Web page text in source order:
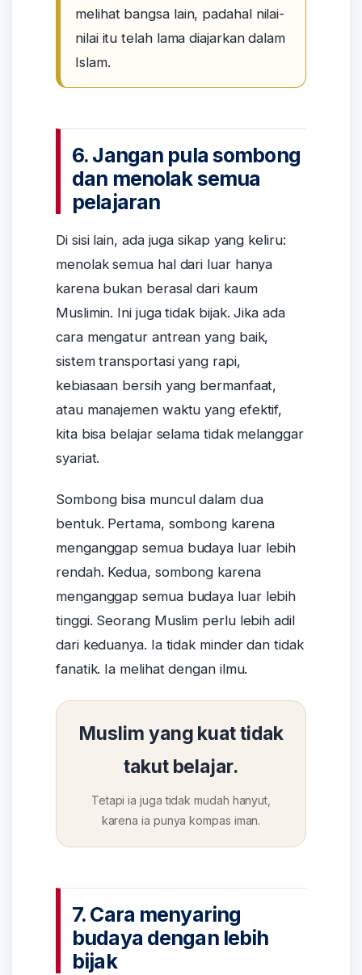
melihat bangsa lain, padahal nilai-
nilai itu telah lama diajarkan dalam
Islam.
6. Jangan pula sombong
dan menolak semua
pelajaran
Di sisi lain, ada juga sikap yang keliru:
menolak semua hal dari luar hanya
karena bukan berasal dari kaum
Muslimin. Ini juga tidak bijak. Jika ada
cara mengatur antrean yang baik,
sistem transportasi yang rapi,
kebiasaan bersih yang bermanfaat,
atau manajemen waktu yang efektif,
kita bisa belajar selama tidak melanggar
syariat.
Sombong bisa muncul dalam dua
bentuk. Pertama, sombong karena
menganggap semua budaya luar lebih
rendah. Kedua, sombong karena
menganggap semua budaya luar lebih
tinggi. Seorang Muslim perlu lebih adil
dari keduanya. Ia tidak minder dan tidak
fanatik. Ia melihat dengan ilmu.
Muslim yang kuat tidak
takut belajar.
Tetapi ia juga tidak mudah hanyut,
karena ia punya kompas iman.
7. Cara menyaring
budaya dengan lebih
bijak